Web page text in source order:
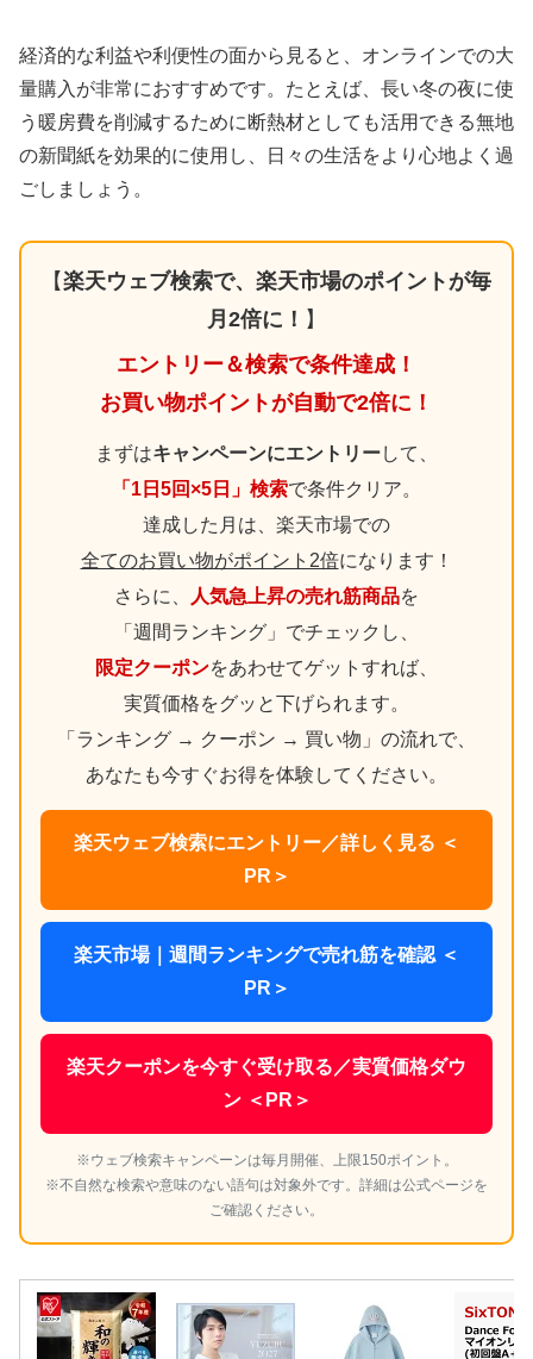
経済的な利益や利便性の面から見ると、オンラインでの大
量購入が非常におすすめです。たとえば、長い冬の夜に使
う暖房費を削減するために断熱材としても活用できる無地
の新聞紙を効果的に使用し、日々の生活をより心地よく過
ごしましょう。
【楽天ウェブ検索で、楽天市場のポイントが毎
月2倍に！ 】
エントリー＆検索で条件達成！
お買い物ポイントが自動で2倍に！
まずはキャンペーンにエントリーして、
「1日5回×5日」検索で条件クリア。
達成した月は、楽天市場での
全てのお買い物がポイント2倍になります！
さらに、
人気急上昇の売れ筋商品を
「週間ランキング」でチェックし、
限定クーポンをあわせてゲットすれば、
実質価格をグッと下げられます。
「ランキング → クーポン → 買い物」の流れで、
あなたも今すぐお得を体験してください。
楽天ウェブ検索にエントリー／詳しく見る ＜
PR＞
楽天市場｜週間ランキングで売れ筋を確認 ＜
PR＞
楽天クーポンを今すぐ受け取る／実質価格ダウ
ン ＜PR＞
※ウェブ検索キャンペーンは毎月開催、上限150ポイント。
※不自然な検索や意味のない語句は対象外です。詳細は公式ページを
ご確認ください。